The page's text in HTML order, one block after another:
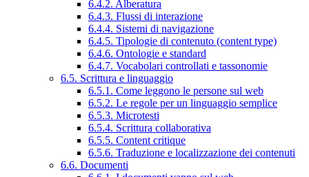
6.4.2. Alberatura
6.4.3. Flussi di interazione
6.4.4. Sistemi di navigazione
6.4.5. Tipologie di contenuto (content type)
6.4.6. Ontologie e standard
6.4.7. Vocabolari controllati e tassonomie
6.5. Scrittura e linguaggio
6.5.1. Come leggono le persone sul web
6.5.2. Le regole per un linguaggio semplice
6.5.3. Microtesti
6.5.4. Scrittura collaborativa
6.5.5. Content critique
6.5.6. Traduzione e localizzazione dei contenuti
6.6. Documenti